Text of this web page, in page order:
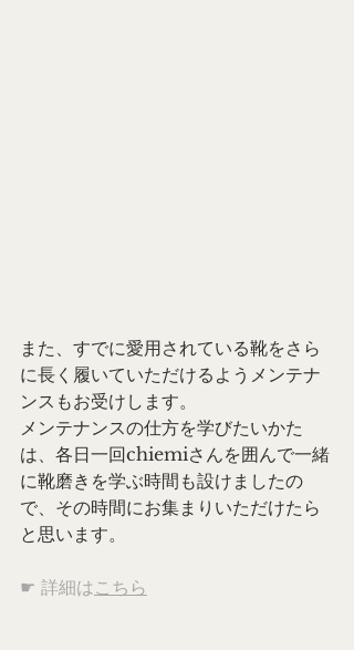
また、すでに愛用されている靴をさら
に長く履いていただけるようメンテナ
ンスもお受けします。
メンテナンスの仕方を学びたいかた
は、各日一回chiemiさんを囲んで一緒
に靴磨きを学ぶ時間も設けましたの
で、その時間にお集まりいただけたら
と思います。
☛ 詳細は こちら